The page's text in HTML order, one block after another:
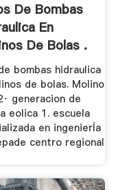
De Bombas
En
De Bolas .
bombas hidraulica
de bolas. Molino
generacion de
eolica 1. escuela
en ingenierÍa
centro regional